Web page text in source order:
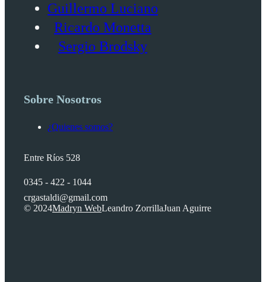
Guillermo Luciano
Ricardo Monetta
Sergio Brodsky
Sobre Nosotros
¿Quienes somos?
Entre Ríos 528
0345 - 422 - 1044
crgastaldi@gmail.com
© 2024Madryn WebLeandro ZorrillaJuan Aguirre